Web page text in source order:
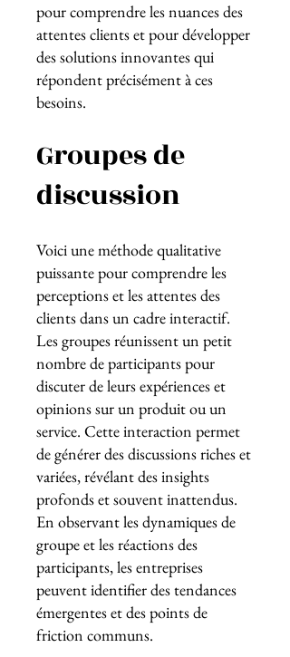
pour comprendre les nuances des
attentes clients et pour développer
des solutions innovantes qui
répondent précisément à ces
besoins.
Groupes de
discussion
Voici une méthode qualitative
puissante pour comprendre les
perceptions et les attentes des
clients dans un cadre interactif.
Les groupes réunissent un petit
nombre de participants pour
discuter de leurs expériences et
opinions sur un produit ou un
service. Cette interaction permet
de générer des discussions riches et
variées, révélant des insights
profonds et souvent inattendus.
En observant les dynamiques de
groupe et les réactions des
participants, les entreprises
peuvent identifier des tendances
émergentes et des points de
friction communs.